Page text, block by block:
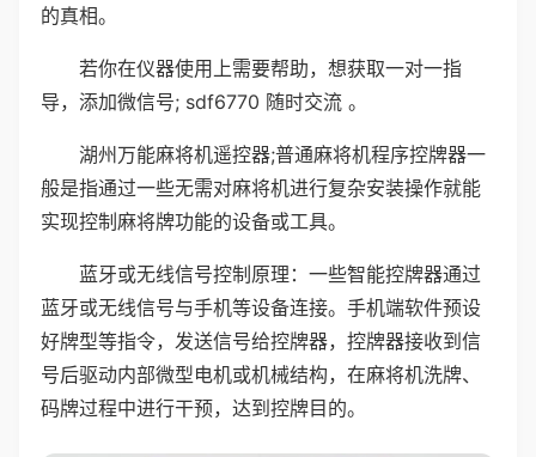
的真相。
若你在仪器使用上需要帮助，想获取一对一指
导，添加微信号; sdf6770 随时交流 。
湖州万能麻将机遥控器;普通麻将机程序控牌器一
般是指通过一些无需对麻将机进行复杂安装操作就能
实现控制麻将牌功能的设备或工具。
蓝牙或无线信号控制原理：一些智能控牌器通过
蓝牙或无线信号与手机等设备连接。手机端软件预设
好牌型等指令，发送信号给控牌器，控牌器接收到信
号后驱动内部微型电机或机械结构，在麻将机洗牌、
码牌过程中进行干预，达到控牌目的。